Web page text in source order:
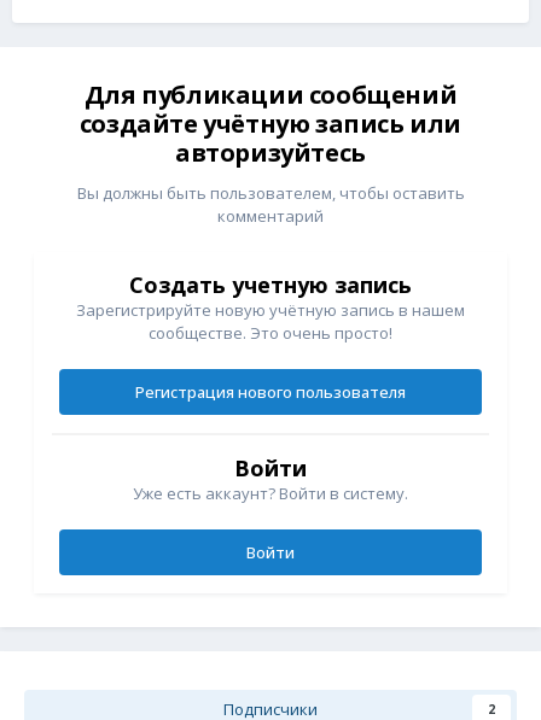
Для публикации сообщений
создайте учётную запись или
авторизуйтесь
Вы должны быть пользователем, чтобы оставить
комментарий
Создать учетную запись
Зарегистрируйте новую учётную запись в нашем
сообществе. Это очень просто!
Регистрация нового пользователя
Войти
Уже есть аккаунт? Войти в систему.
Войти
Подписчики 2